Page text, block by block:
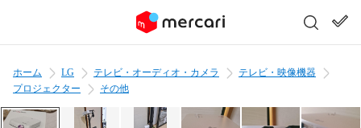
ホーム LG テレビ・オーディオ・カメラ
テレビ・映像機器
プロジェクター
その他